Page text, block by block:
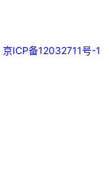
京ICP备12032711号-1